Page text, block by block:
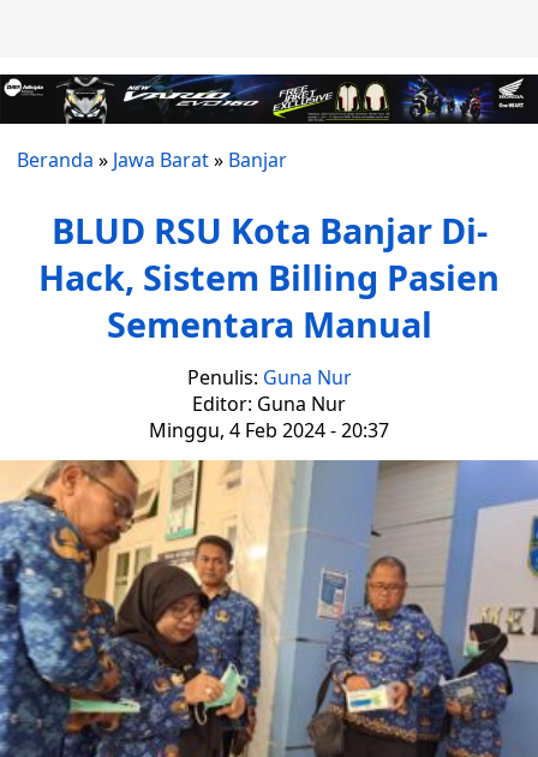
Beranda » Jawa Barat» Banjar
BLUD RSU Kota Banjar Di-
Hack, Sistem Billing Pasien
Sementara Manual
Penulis: Guna Nur
Editor: Guna Nur
Minggu, 4 Feb 2024 - 20:37